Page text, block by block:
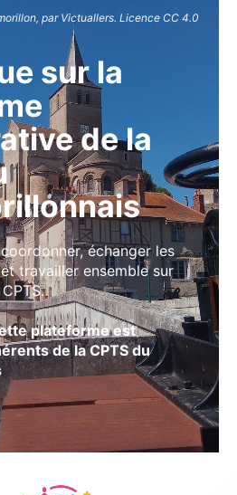
par Victuallers. Licence CC 4.0
sur la
de la
échanger les
travailler ensemble sur
plateforme est
de la CPTS du